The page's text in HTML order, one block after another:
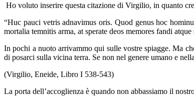
Ho voluto inserire questa citazione di Virgilio, in quanto
“Huc pauci vetris adnavimus oris. Quod genus hoc
mortalia temnitis arma, at sperate deos memores fandi atque
In pochi a nuoto arrivammo qui sulle vostre spiagge. Ma
di posarci sulla vicina terra. Se non nel genere umano e
(Virgilio, Eneide, Libro I 538-543)
La porta dell’accoglienza è quando non abbassiamo il